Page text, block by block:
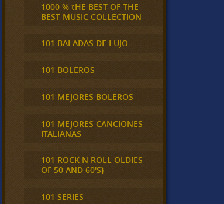
1000 % tHE BEST OF THE
BEST MUSIC COLLECTION
101 BALADAS DE LUJO
101 BOLEROS
101 MEJORES BOLEROS
101 MEJORES CANCIONES
ITALIANAS
101 ROCK N ROLL OLDIES
OF 50 AND 60'S}
101 SERIES